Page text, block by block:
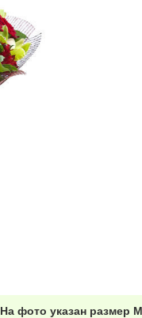
(МО)
На фото указан размер М